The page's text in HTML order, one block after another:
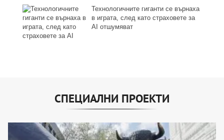
Технологичните гиганти се върнаха
в играта, след като страховете за
AI отшумяват
СПЕЦИАЛНИ ПРОЕКТИ